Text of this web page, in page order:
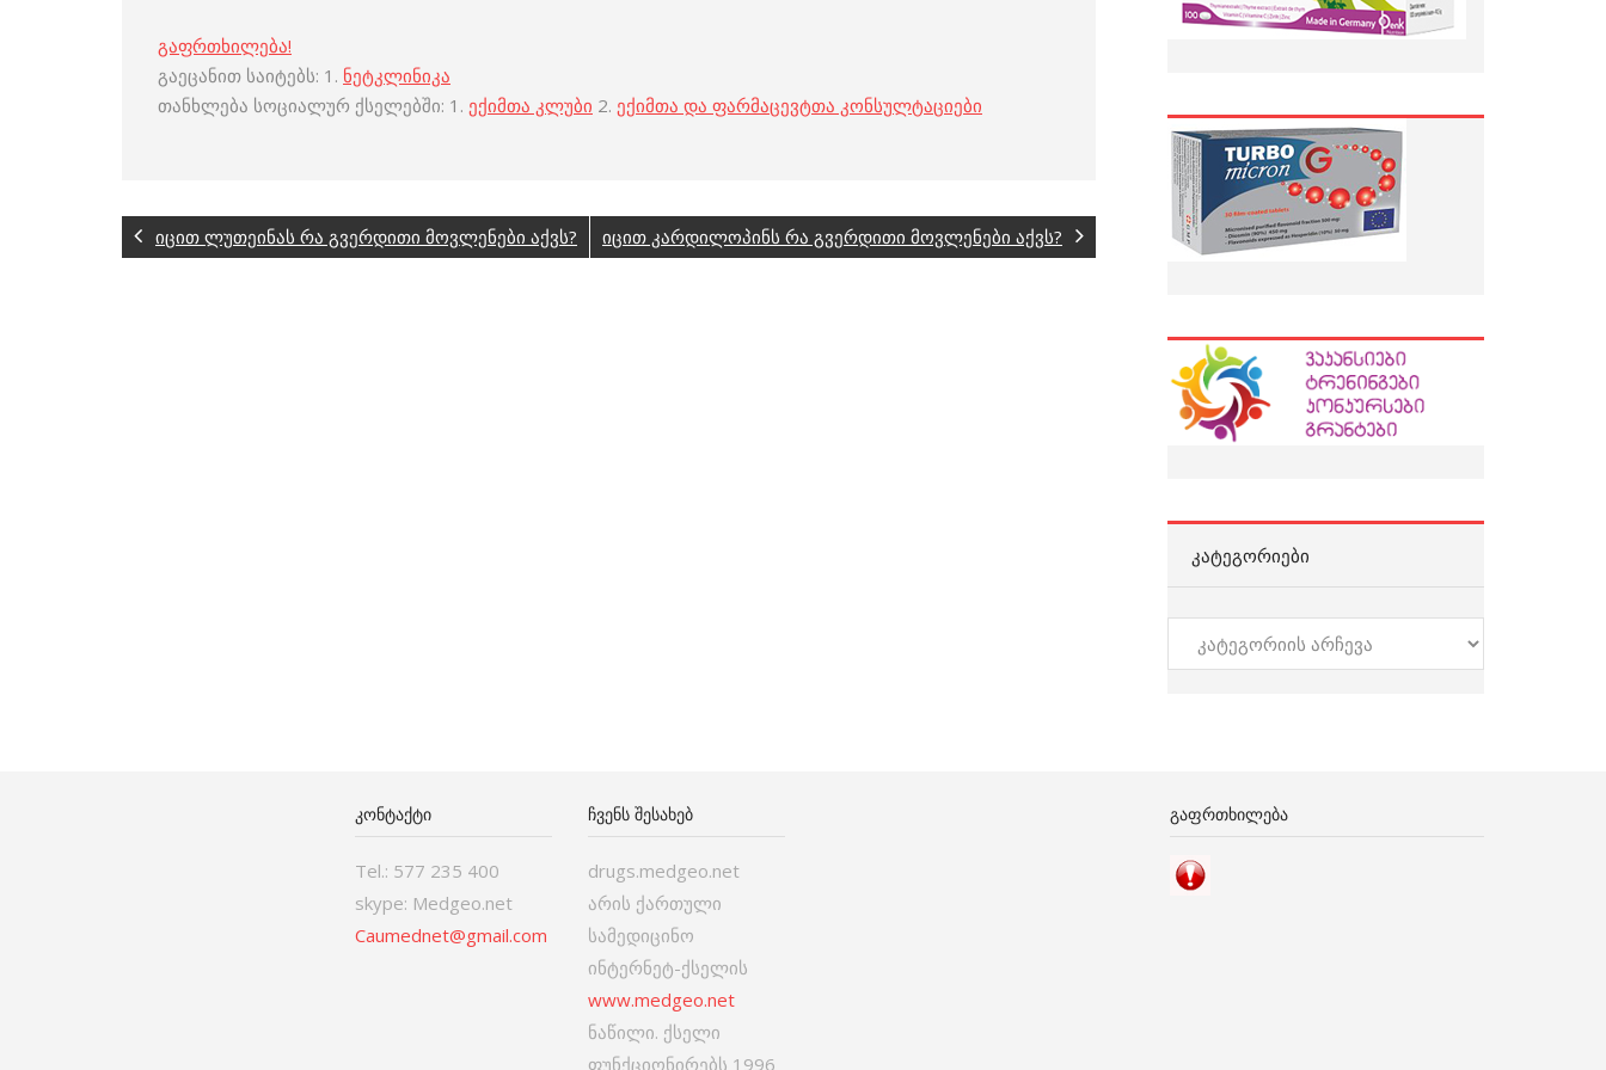
გაფრთხილება!
გაეცანით საიტებს: 1. ნეტკლინიკა
თანხლება სოციალურ ქსელებში: 1. ექიმთა კლუბი 2. ექიმთა და ფარმაცევტთა კონსულტაციები
იცით ლუთეინას რა გვერდითი მოვლენები აქვს? იცით კარდილოპინს რა გვერდითი მოვლენები აქვს?
ᲙᲐᲢᲔᲒᲝᲠᲘᲔᲑᲘ
კატეგორიები
ᲙᲝᲜᲢᲐᲥᲢᲘ
Tel.: 577 235 400
skype: Medgeo.net
Caumednet@gmail.com
ᲩᲕᲔᲜᲡ ᲨᲔᲡᲐᲮᲔᲑ
drugs.medgeo.net
არის ქართული
სამედიცინო
ინტერნეტ-ქსელის
www.medgeo.net
ნაწილი. ქსელი
ფუნქციონირებს 1996
ᲒᲐᲤᲠᲗᲮᲘᲚᲔᲑᲐ